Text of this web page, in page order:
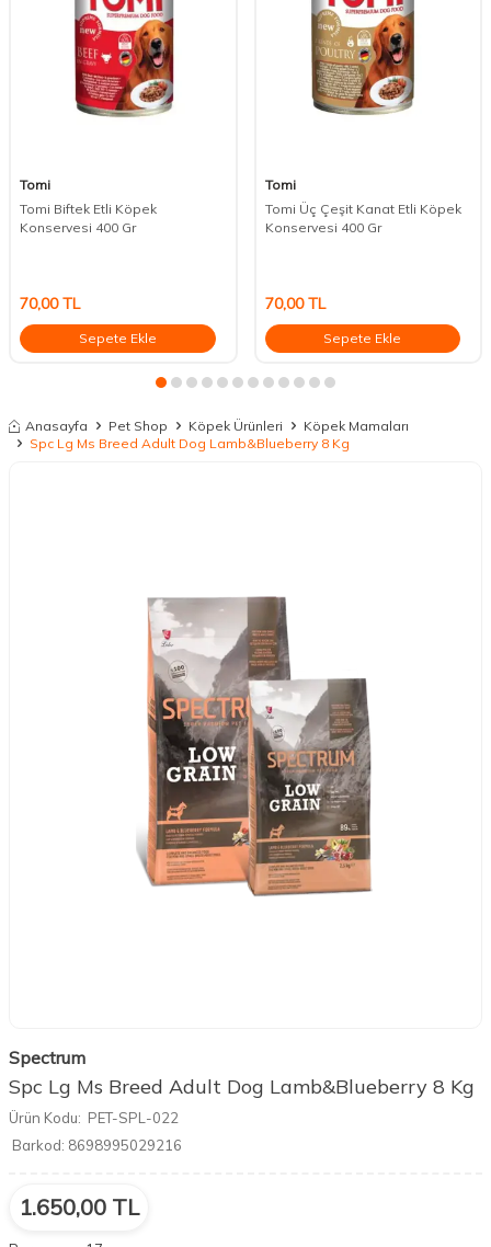
Tomi
Tomi Biftek Etli Köpek
Konservesi 400 Gr
70,00TL
Sepete Ekle
Tomi
Tomi Üç Çeşit Kanat Etli Köpek
Konservesi 400 Gr
70,00TL
Sepete Ekle
Anasayfa Pet Shop Köpek Ürünleri
Köpek Mamaları
Spc Lg Ms Breed Adult Dog Lamb&Blueberry 8 Kg
Spectrum
Spc Lg Ms Breed Adult Dog Lamb&Blueberry 8 Kg
Ürün Kodu: PET-SPL-022
Barkod: 8698995029216
1.650,00 TL